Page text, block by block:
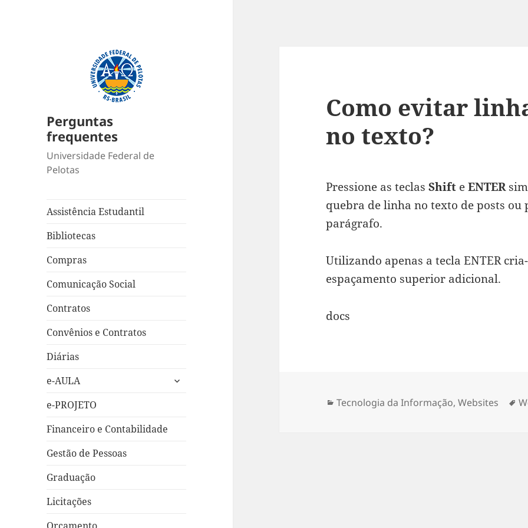
Perguntas
frequentes
Universidade Federal de
Pelotas
Assistência Estudantil
Bibliotecas
Compras
Comunicação Social
Contratos
Convênios e Contratos
Diárias
e-AULA
expandir
e-PROJETO
Financeiro e Contabilidade
Gestão de Pessoas
Graduação
Licitações
Como evitar
no texto?
Pressione as teclasShift eENTER
quebra de linha no texto de posts ou
parágrafo.
Utilizando apenas a tecla ENTER
espaçamento superior adicional.
docs
Categorias
Tecnologia da Informação,Websites